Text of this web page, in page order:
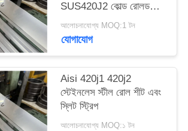
SUS420J2 কোল্ড রোলড
আলোচনাযোগ্য MOQ:1 টন
যোগাযোগ
Aisi 420j1 420j2
স্টেইনলেস স্টীল রোল শীট এবং
স্লিট স্ট্রিপ
আলোচনাযোগ্য MOQ:১ টন